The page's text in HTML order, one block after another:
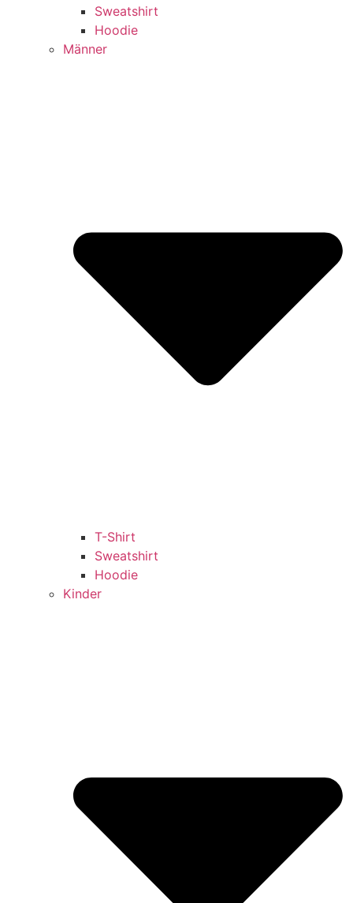
Sweatshirt
Hoodie
Männer
T-Shirt
Sweatshirt
Hoodie
Kinder